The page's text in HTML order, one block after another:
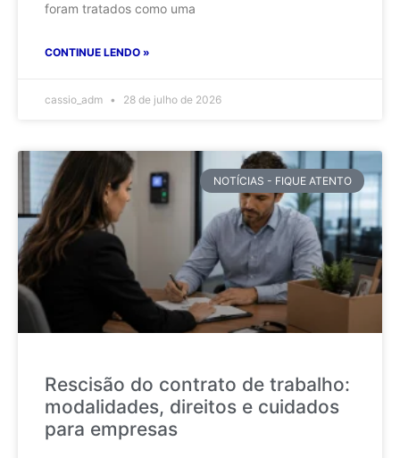
foram tratados como uma
CONTINUE LENDO »
cassio_adm 28 de julho de 2026
NOTÍCIAS - FIQUE ATENTO
Rescisão do contrato de trabalho:
modalidades, direitos e cuidados
para empresas